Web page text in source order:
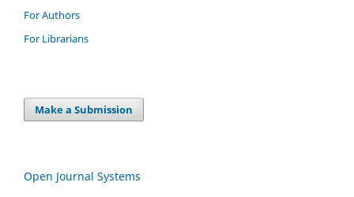
For Authors
For Librarians
Make a Submission
Open Journal Systems